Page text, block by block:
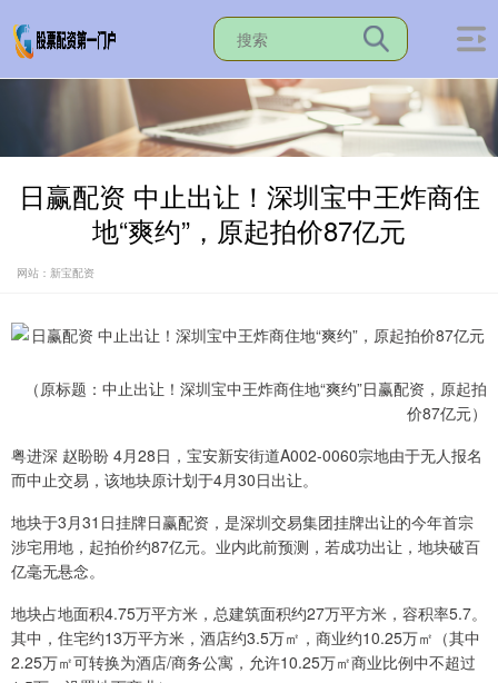
日赢配资 中止出让！深圳宝中王炸商住
地“爽约”，原起拍价87亿元
网站：新宝配资
（原标题：中止出让！深圳宝中王炸商住地“爽约”日赢配资，原起拍
价87亿元）
粤进深 赵盼盼 4月28日，宝安新安街道A002-0060宗地由于无人报名
而中止交易，该地块原计划于4月30日出让。
地块于3月31日挂牌日赢配资，是深圳交易集团挂牌出让的今年首宗
涉宅用地，起拍价约87亿元。业内此前预测，若成功出让，地块破百
亿毫无悬念。
地块占地面积4.75万平方米，总建筑面积约27万平方米，容积率5.7。
其中，住宅约13万平方米，酒店约3.5万㎡，商业约10.25万㎡（其中
2.25万㎡可转换为酒店/商务公寓，允许10.25万㎡商业比例中不超过